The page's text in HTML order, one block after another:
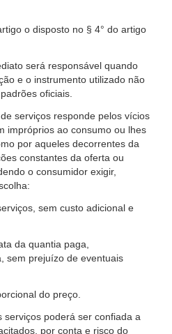
o disposto no § 4° do artigo
será responsável quando
e o instrumento utilizado não
oficiais.
serviços responde pelos vícios
impróprios ao consumo ou lhes
por aqueles decorrentes da
constantes da oferta ou
o consumidor exigir,
sem custo adicional e
da quantia paga,
sem prejuízo de eventuais
do preço.
serviços poderá ser confiada a
por conta e risco do